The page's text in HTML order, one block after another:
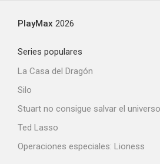
PlayMax 2026
Series populares
La Casa del Dragón
Silo
Stuart no consigue salvar el universo
Ted Lasso
Operaciones especiales: Lioness